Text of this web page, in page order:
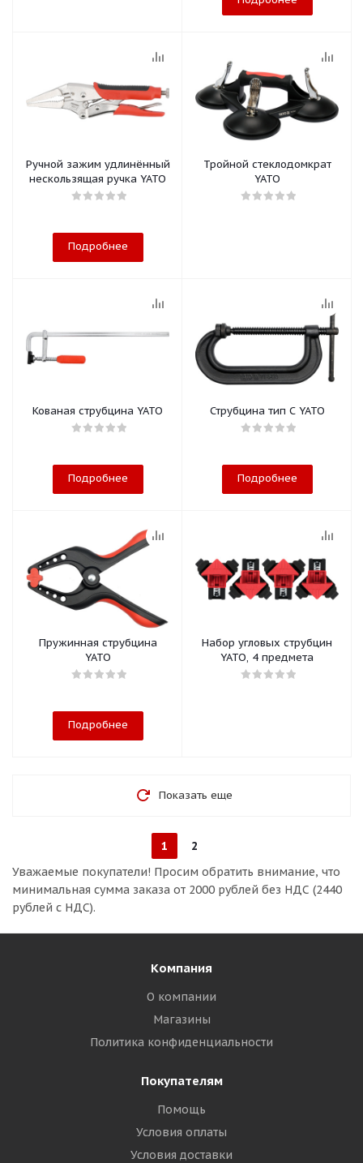
Ручной зажим удлинённый
нескользящая ручка YATO
Подробнее
Тройной стеклодомкрат
YATO
Кованая струбцина YATO
Подробнее
Струбцина тип С YATO
Подробнее
Пружинная струбцина
YATO
Подробнее
Набор угловых струбцин
YATO, 4 предмета
Показать еще
1
2
Уважаемые покупатели! Просим обратить внимание, что
минимальная сумма заказа от 2000 рублей без НДС (2440
рублей с НДС).
Компания
О компании
Магазины
Политика конфиденциальности
Покупателям
Помощь
Условия оплаты
Условия доставки